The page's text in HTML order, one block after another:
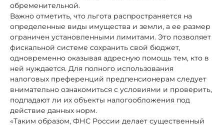
обременительной.
Важно отметить, что льгота распространяется на
определенные виды имущества и земли, а ее размер
ограничен установленными лимитами. Это позволяет
фискальной системе сохранить свой бюджет,
одновременно оказывая адресную помощь тем, кто в
ней нуждается. Для полного использования
налоговых преференций предпенсионерам следует
внимательно ознакомиться с условиями и проверить,
подпадают ли их объекты налогообложения под
действие данных норм.
«Таким образом, ФНС России делает существенный